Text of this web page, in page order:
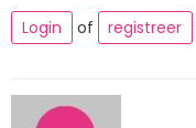
Login
of registreer